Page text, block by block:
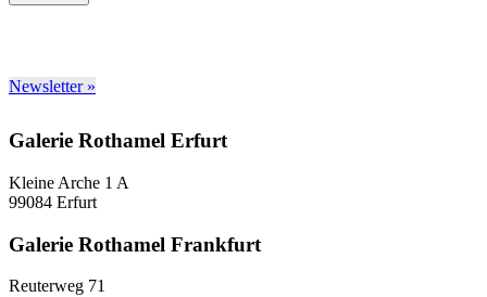
Newsletter »
Galerie Rothamel Erfurt
Kleine Arche 1 A
99084 Erfurt
Galerie Rothamel Frankfurt
Reuterweg 71